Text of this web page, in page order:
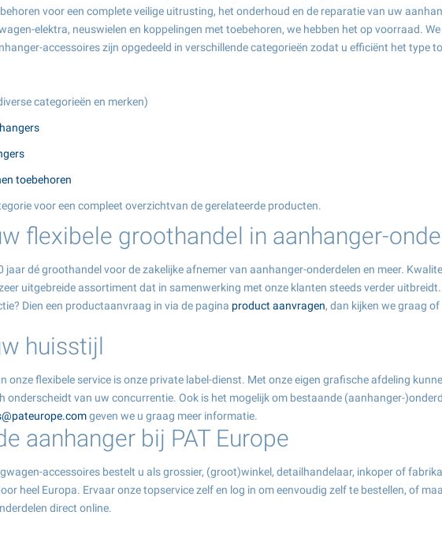
voor een complete veilige uitrusting, het onderhoud en de reparatie van uw
elektra, neuswielen en koppelingen met toebehoren, we hebben het op voorraad.
accessoires zijn opgedeeld in verschillende categorieën zodat u efficiënt het type
categorieën en merken)
toebehoren
voor een compleet overzichtvan de gerelateerde producten.
flexibele groothandel in aanhanger-
jaar dé groothandel voor de zakelijke afnemer van aanhanger-onderdelen en meer.
uitgebreide assortiment dat in samenwerking met onze klanten steeds verder
Dien een productaanvraag in via de pagina product aanvragen, dan kijken we graag
huisstijl
onze flexibele service is onze private label-dienst. Met onze eigen grafische afdeling
onderscheidt van uw concurrentie. Ook is het mogelijk om bestaande (aanhanger-
geven we u graag meer informatie.
aanhanger bij PAT Europe
accessoires bestelt u als grossier, (groot)winkel, detailhandelaar, inkoper of
heel Europa. Ervaar onze topservice zelf en log in om eenvoudig zelf te bestellen, of
direct online.